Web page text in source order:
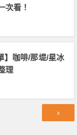
次看！
】咖啡/那堤/星冰
理